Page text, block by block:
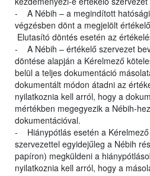
- A Nébih – a megindított
végzésben dönt a megjelölt
Elutasító döntés esetén az
- A Nébih – értékelő szervezet
döntése alapján a Kérelmező
belül a teljes dokumentáció
dokumentált módon átadni az
nyilatkoznia kell arról, hogy a
mértékben megegyezik a Nébih-
dokumentációval.
- Hiánypótlás esetén a Kérelmező
szervezettel egyidejűleg a Nébih
papíron) megküldeni a
nyilatkoznia kell arról, hogy a